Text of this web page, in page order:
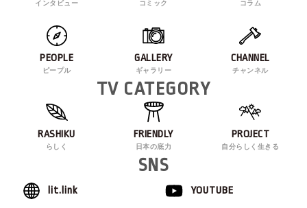
インタビュー コミック コラム
PEOPLE
ピープル
GALLERY
ギャラリー
CHANNEL
チャンネル
TV CATEGORY
RASHIKU
らしく
FRIENDLY
日本の底力
PROJECT
自分らしく生きる
SNS
lit.link YOUTUBE